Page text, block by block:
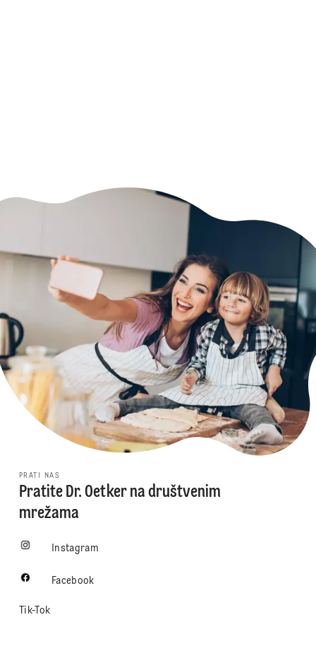
PRATI NAS
Pratite Dr. Oetker na društvenim
mrežama
Instagram
Facebook
Tik-Tok